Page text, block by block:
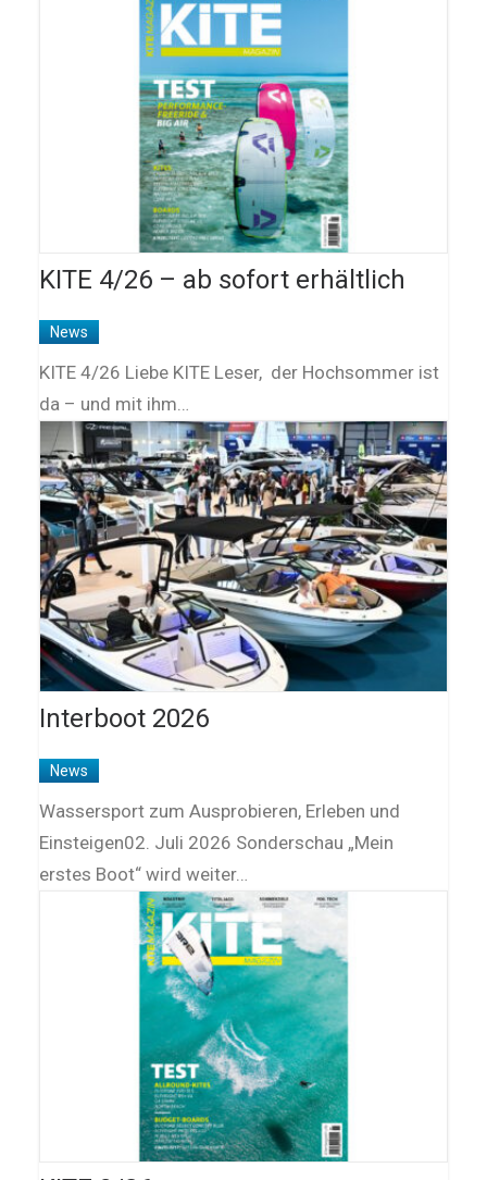
KITE 4/26 – ab sofort erhältlich
News
KITE 4/26 Liebe KITE Leser, der Hochsommer ist
da – und mit ihm…
Interboot 2026
News
Wassersport zum Ausprobieren, Erleben und
Einsteigen02. Juli 2026 Sonderschau „Mein
erstes Boot“ wird weiter…